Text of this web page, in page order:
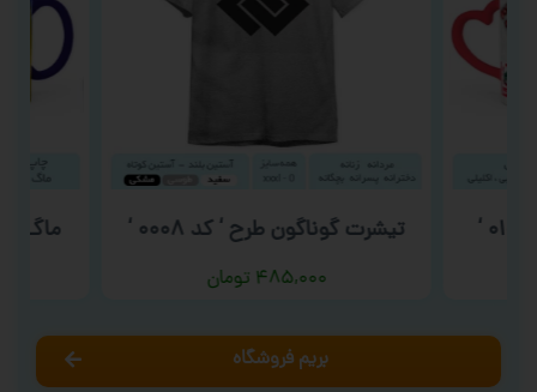
تیشرت گوناگون طرح ‘ کد ۰۰۰۸ ‘
۴۸۵,۰۰۰ تومان
ماگ
بریم فروشگاه